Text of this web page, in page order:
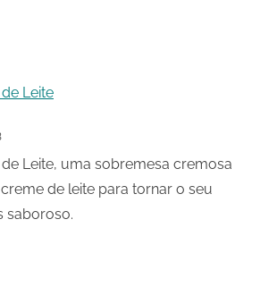
Leite
Leite, uma sobremesa cremosa
de leite para tornar o seu
saboroso.